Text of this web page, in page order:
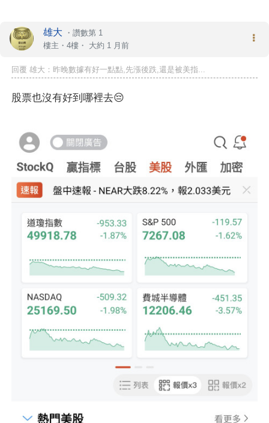
雄大 ・ 讚數第 1
樓主 ・4樓・ 大約 1 月前
回覆 雄大：昨晚數據有好一點點,先漲後跌,還是被美指...
股票也沒有好到哪裡去😔